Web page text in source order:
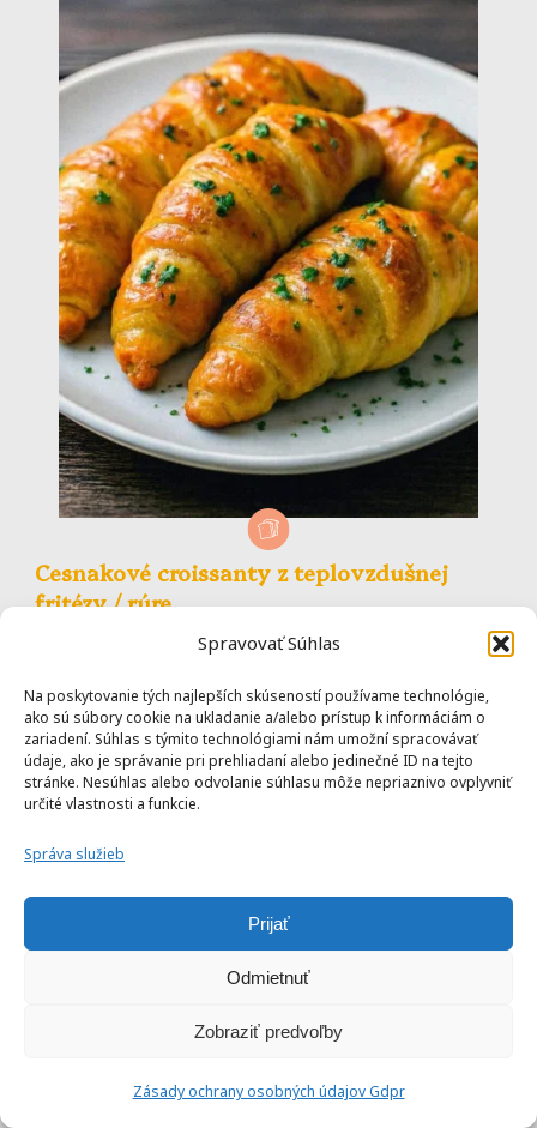
Spravovať Súhlas
Na poskytovanie tých najlepších skúseností používame technológie,
ako sú súbory cookie na ukladanie a/alebo prístup k informáciám o
zariadení. Súhlas s týmito technológiami nám umožní spracovávať
údaje, ako je správanie pri prehliadaní alebo jedinečné ID na tejto
stránke. Nesúhlas alebo odvolanie súhlasu môže nepriaznivo ovplyvniť
určité vlastnosti a funkcie.
Správa služieb
Prijať
Odmietnuť
Zobraziť predvoľby
Zásady ochrany osobných údajov Gdpr
Cesnakové croissanty z teplovzdušnej
fritézy / rúre
20 min
Začiatočnícke